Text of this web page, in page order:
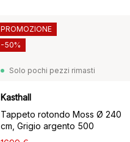
Solo pochi pezzi rimasti
Kasthall
Tappeto rotondo Moss Ø 240
cm, Grigio argento 500
PROMOZIONE
-50%